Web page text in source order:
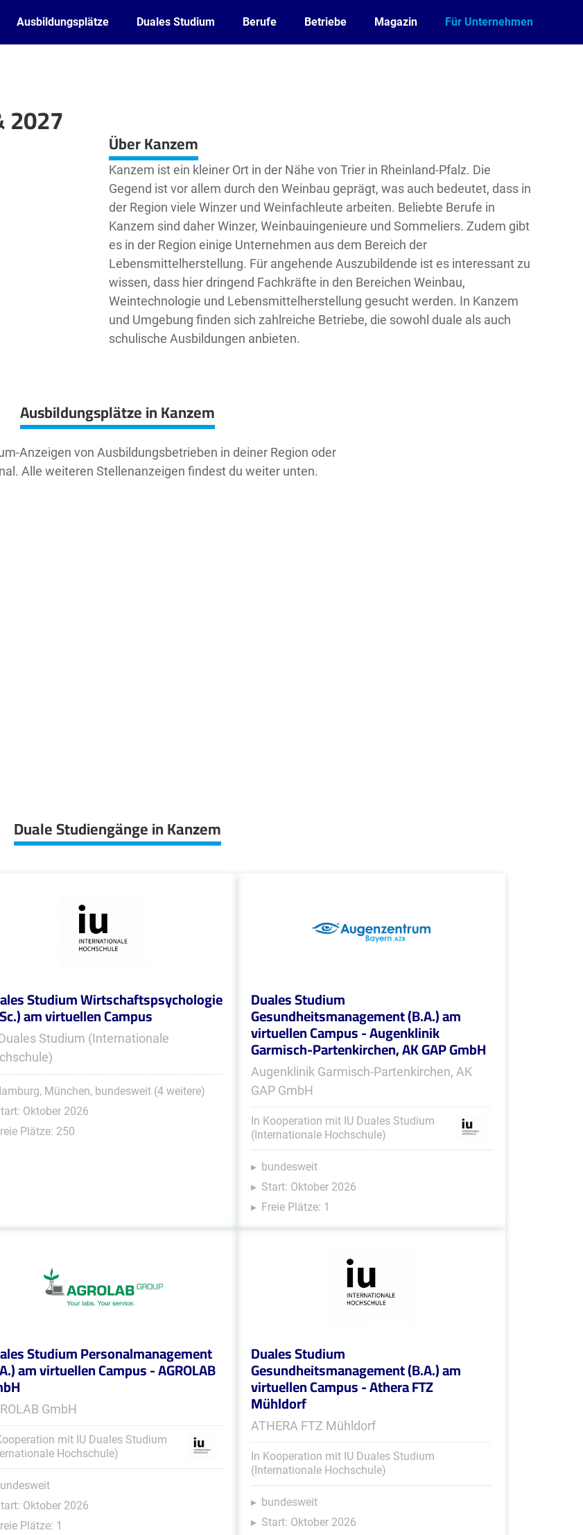
Ausbildungsplätze Duales Studium Berufe Betriebe Magazin Für Unternehmen
2027
OpenStreetMap2 Über Kanzem
Kanzem ist ein kleiner Ort in der Nähe von Trier in Rheinland-Pfalz. Die
Gegend ist vor allem durch den Weinbau geprägt, was auch bedeutet, dass in
der Region viele Winzer und Weinfachleute arbeiten. Beliebte Berufe in
Kanzem sind daher Winzer, Weinbauingenieure und Sommeliers. Zudem gibt
es in der Region einige Unternehmen aus dem Bereich der
Lebensmittelherstellung. Für angehende Auszubildende ist es interessant zu
wissen, dass hier dringend Fachkräfte in den Bereichen Weinbau,
Weintechnologie und Lebensmittelherstellung gesucht werden. In Kanzem
und Umgebung finden sich zahlreiche Betriebe, die sowohl duale als auch
schulische Ausbildungen anbieten.
Ausbildungsplätze in Kanzem
Anzeigen von Ausbildungsbetrieben in deiner Region oder
Alle weiteren Stellenanzeigen findest du weiter unten.
Duale Studiengänge in Kanzem
Studium Wirtschaftspsychologie
am virtuellen Campus
Studium (Internationale
München, bundesweit (4 weitere)
Oktober 2026
Plätze: 250
Duales Studium
Gesundheitsmanagement (B.A.) am
virtuellen Campus - Augenklinik
Garmisch-Partenkirchen, AK GAP GmbH
Augenklinik Garmisch-Partenkirchen, AK
GAP GmbH
In Kooperation mit IU Duales Studium
(Internationale Hochschule)
bundesweit
Start: Oktober 2026
Freie Plätze: 1
Studium Personalmanagement
am virtuellen Campus - AGROLAB
GmbH
mit IU Duales Studium
Hochschule)
Oktober 2026
Plätze: 1
Duales Studium
Gesundheitsmanagement (B.A.) am
virtuellen Campus - Athera FTZ
Mühldorf
ATHERA FTZ Mühldorf
In Kooperation mit IU Duales Studium
(Internationale Hochschule)
bundesweit
Start: Oktober 2026